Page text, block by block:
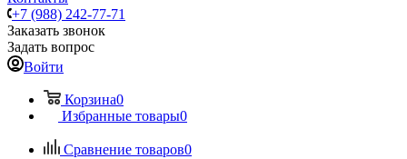
+7 (988) 242-77-71
Заказать звонок
Задать вопрос
Войти
Корзина0
Избранные товары0
Сравнение товаров0